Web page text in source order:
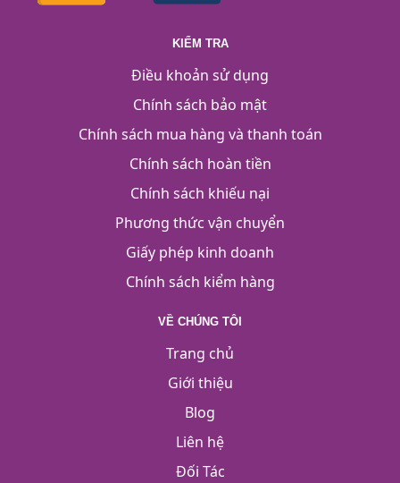
KIỂM TRA
Điều khoản sử dụng
Chính sách bảo mật
Chính sách mua hàng và thanh toán
Chính sách hoàn tiền
Chính sách khiếu nại
Phương thức vận chuyển
Giấy phép kinh doanh
Chính sách kiểm hàng
VỀ CHÚNG TÔI
Trang chủ
Giới thiệu
Blog
Liên hệ
Đối Tác